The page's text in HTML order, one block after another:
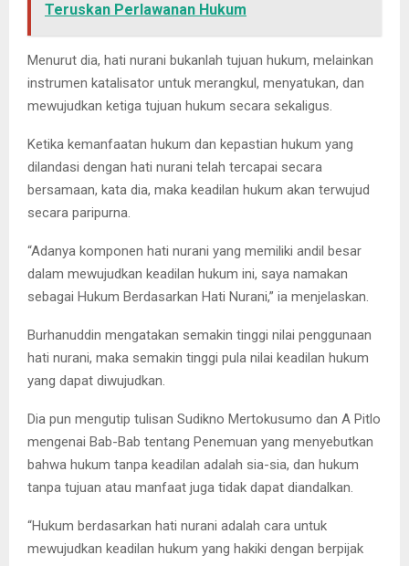
Teruskan Perlawanan Hukum
Menurut dia, hati nurani bukanlah tujuan hukum, melainkan
instrumen katalisator untuk merangkul, menyatukan, dan
mewujudkan ketiga tujuan hukum secara sekaligus.
Ketika kemanfaatan hukum dan kepastian hukum yang
dilandasi dengan hati nurani telah tercapai secara
bersamaan, kata dia, maka keadilan hukum akan terwujud
secara paripurna.
“Adanya komponen hati nurani yang memiliki andil besar
dalam mewujudkan keadilan hukum ini, saya namakan
sebagai Hukum Berdasarkan Hati Nurani,” ia menjelaskan.
Burhanuddin mengatakan semakin tinggi nilai penggunaan
hati nurani, maka semakin tinggi pula nilai keadilan hukum
yang dapat diwujudkan.
Dia pun mengutip tulisan Sudikno Mertokusumo dan A Pitlo
mengenai Bab-Bab tentang Penemuan yang menyebutkan
bahwa hukum tanpa keadilan adalah sia-sia, dan hukum
tanpa tujuan atau manfaat juga tidak dapat diandalkan.
“Hukum berdasarkan hati nurani adalah cara untuk
mewujudkan keadilan hukum yang hakiki dengan berpijak